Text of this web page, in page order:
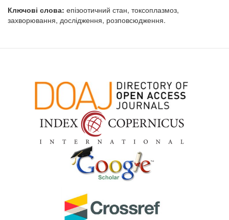
Ключові слова: епізоотичний стан, токсоплазмоз,
захворювання, дослідження, розповсюдження.